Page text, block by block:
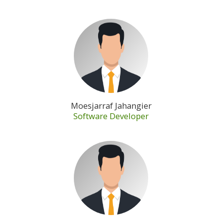
Moesjarraf Jahangier
Software Developer